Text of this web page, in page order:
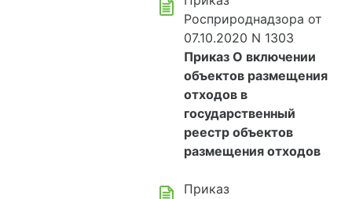
Росприроднадзора от
07.10.2020 N 1303
Приказ О включении
объектов размещения
отходов в
государственный
реестр объектов
размещения отходов
Приказ